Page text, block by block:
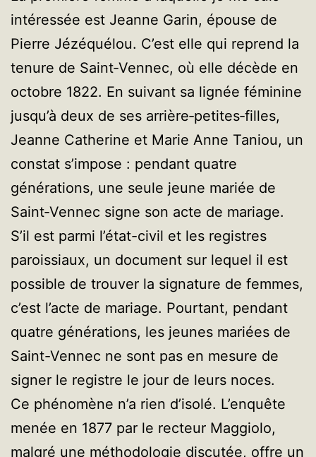
intéressée est Jeanne Garin, épouse de
Pierre Jézéquélou. C’est elle qui reprend la
tenure de Saint‑Vennec, où elle décède en
octobre 1822. En suivant sa lignée féminine
jusqu’à deux de ses arrière‑petites‑filles,
Jeanne Catherine et Marie Anne Taniou, un
constat s’impose : pendant quatre
générations, une seule jeune mariée de
Saint‑Vennec signe son acte de mariage.
S’il est parmi l’état-civil et les registres
paroissiaux, un document sur lequel il est
possible de trouver la signature de femmes,
c’est l’acte de mariage. Pourtant, pendant
quatre générations, les jeunes mariées de
Saint-Vennec ne sont pas en mesure de
signer le registre le jour de leurs noces.
Ce phénomène n’a rien d’isolé. L’enquête
menée en 1877 par le recteur Maggiolo,
malgré une méthodologie discutée, offre un